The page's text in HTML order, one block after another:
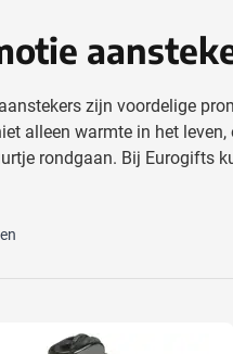
geschenken categorie
tech & multimedia
& Kantoor categorie
& Reizen categorie
& drinken categorie
zijn voordelige
alleen warmte in het
rondgaan. Bij Eurogifts